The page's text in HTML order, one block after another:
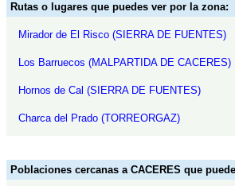
Rutas o lugares que puedes ver por la zona:
Mirador de El Risco (SIERRA DE FUENTES)
Los Barruecos (MALPARTIDA DE CACERES)
Hornos de Cal (SIERRA DE FUENTES)
Charca del Prado (TORREORGAZ)
Poblaciones cercanas a CACERES que